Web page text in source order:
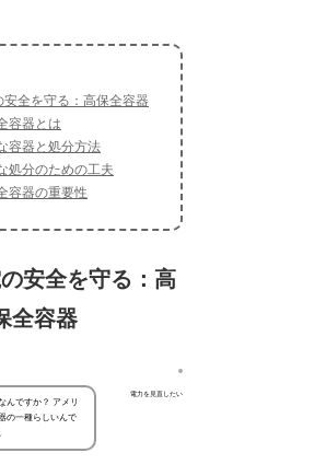
安全を守る：高保全容器
容器とは
容器と処分方法
処分のための工夫
容器の重要性
安全を守る：高
全容器
電力を見直したい
んですか？ アメリ
の一種らしいんで